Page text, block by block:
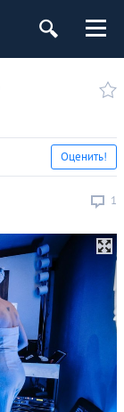
1
Оценить!